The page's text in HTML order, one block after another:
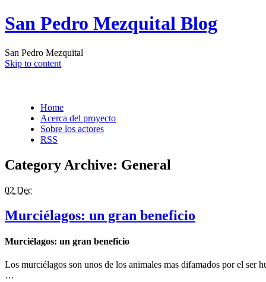
San Pedro Mezquital Blog
San Pedro Mezquital
Skip to content
Home
Acerca del proyecto
Sobre los actores
RSS
Category Archive: General
02 Dec
Murciélagos: un gran beneficio
Murciélagos: un gran beneficio
Los murciélagos son unos de los animales mas difamados por el
…